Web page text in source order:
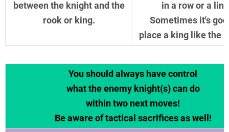
between the knight and the
rook or king.
in a row or a
Sometimes it's
place a king like the
You should always have control
what the enemy knight(s) can do
within two next moves!
Be aware of tactical sacrifices as well!